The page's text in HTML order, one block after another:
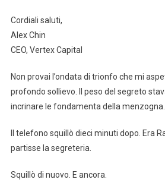
Cordiali saluti,
Alex Chin
CEO, Vertex Capital
Non provai l’ondata di trionfo che mi
profondo sollievo. Il peso del segreto
incrinare le fondamenta della menzogna.
Il telefono squillò dieci minuti dopo. Era
partisse la segreteria.
Squillò di nuovo. E ancora.